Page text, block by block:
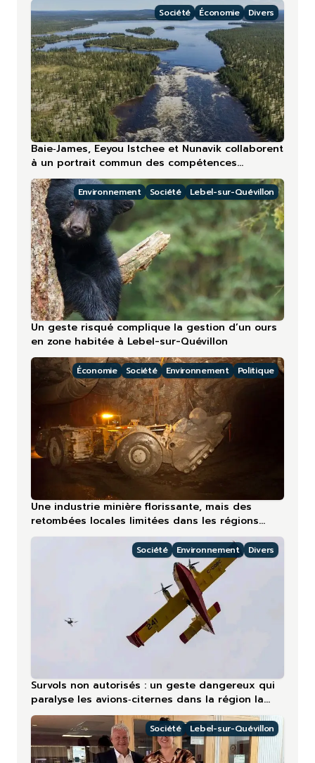
Société Économie Divers
Baie‑James, Eeyou Istchee et Nunavik collaborent
à un portrait commun des compétences
touristiques
Environnement Société Lebel-sur-Quévillon
Un geste risqué complique la gestion d’un ours
en zone habitée à Lebel-sur-Quévillon
Économie Société Environnement Politique
Une industrie minière florissante, mais des
retombées locales limitées dans les régions
nordiques
Société Environnement Divers
Survols non autorisés : un geste dangereux qui
paralyse les avions‑citernes dans la région la
plus touchée en 2026
Société Lebel-sur-Quévillon